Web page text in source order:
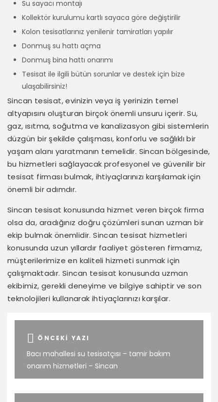
Su sayacı montajı
Kollektör kurulumu kartlı sayaca göre değiştirilir
Kolon tesisatlarınız yenilenir tamiratları yapılır
Donmuş su hattı açma
Donmuş bina hattı onarımı
Tesisat ile ilgili bütün sorunlar ve destek için bize
ulaşabilirsiniz!
Sincan tesisat, evinizin veya iş yerinizin temel
altyapısını oluşturan birçok önemli unsuru içerir. Su,
gaz, ısıtma, soğutma ve kanalizasyon gibi sistemlerin
düzgün bir şekilde çalışması, konforlu ve sağlıklı bir
yaşam alanı yaratmanın temelidir. Sincan bölgesinde,
bu hizmetleri sağlayacak profesyonel ve güvenilir bir
tesisat firması bulmak, ihtiyaçlarınızı karşılamak için
önemli bir adımdır.
Sincan tesisat konusunda hizmet veren birçok firma
olsa da, aradığınız doğru çözümleri sunan uzman bir
ekip bulmak önemlidir. Sincan tesisat hizmetleri
konusunda uzun yıllardır faaliyet gösteren firmamız,
müşterilerimize en kaliteli hizmeti sunmak için
çalışmaktadır. Sincan tesisat konusunda uzman
ekibimiz, gerekli deneyime ve bilgiye sahiptir ve son
teknolojileri kullanarak ihtiyaçlarınızı karşılar.
ÖNCEKI YAZI
Bacı mahallesi su tesisatçısı – tamir bakım
onarım hizmetleri – Sincan